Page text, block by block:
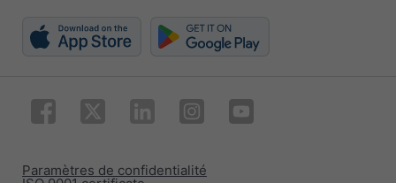
Paramètres de confidentialité